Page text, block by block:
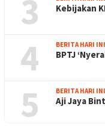
3 Kebijakan
4 BERITA HARI INI
BPTJ
5 BERITA HARI INI
Aji Jaya